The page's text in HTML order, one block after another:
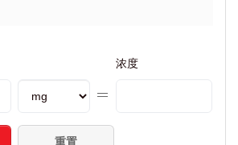
浓度
重置